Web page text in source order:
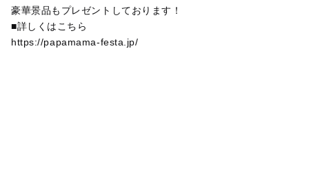
豪華景品もプレゼントしております！
■詳しくはこちら
https://papamama-festa.jp/